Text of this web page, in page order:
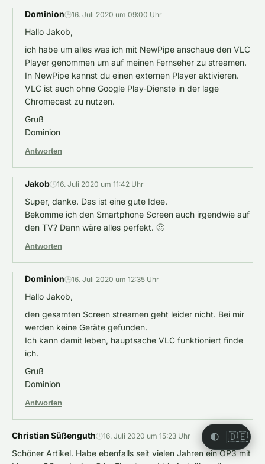
🇩🇪
Dominion🕒16. Juli 2020 um 09:00 Uhr
Hallo Jakob,
ich habe um alles was ich mit NewPipe anschaue den VLC
Player genommen um auf meinen Fernseher zu streamen.
In NewPipe kannst du einen externen Player aktivieren.
VLC ist auch ohne Google Play-Dienste in der lage
Chromecast zu nutzen.
Gruß
Dominion
Antworten
Jakob🕒16. Juli 2020 um 11:42 Uhr
Super, danke. Das ist eine gute Idee.
Bekomme ich den Smartphone Screen auch irgendwie auf
den TV? Dann wäre alles perfekt. 🙂
Antworten
Dominion🕒16. Juli 2020 um 12:35 Uhr
Hallo Jakob,
den gesamten Screen streamen geht leider nicht. Bei mir
werden keine Geräte gefunden.
Ich kann damit leben, hauptsache VLC funktioniert finde
ich.
Gruß
Dominion
Antworten
Christian Süßenguth🕒16. Juli 2020 um 15:23 Uhr
Schöner Artikel. Habe ebenfalls seit vielen Jahren ein OP3 mit